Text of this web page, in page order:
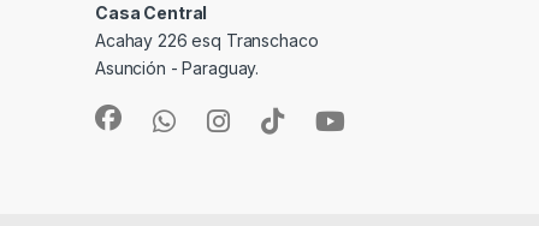
Casa Central
Acahay 226 esq Transchaco
Asunción - Paraguay.